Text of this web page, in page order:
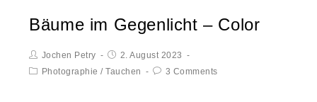
Bäume im Gegenlicht – Color
Jochen Petry
2. August 2023
Photographie /Tauchen 3 Comments